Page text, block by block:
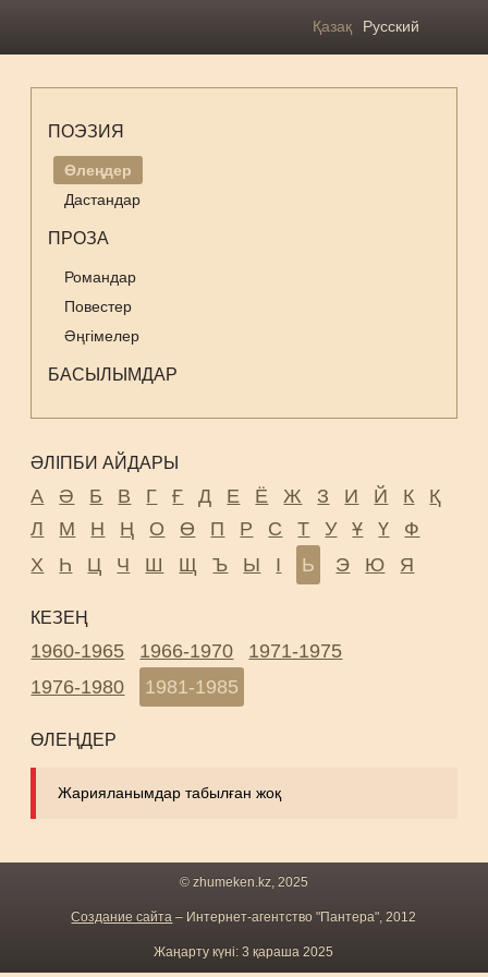
Қазақ Русский
ПОЭЗИЯ
Өлеңдер
Дастандар
ПРОЗА
Романдар
Повестер
Әңгімелер
БАСЫЛЫМДАР
ӘЛІПБИ АЙДАРЫ
А Ә Б В Г Ғ Д Е Ё Ж З И Й К
Қ
Л
М Н Ң О Ө П Р С Т У Ұ Ү
Ф
Х
Һ Ц Ч Ш Щ Ъ Ы І Ь Э Ю Я
КЕЗЕҢ
1960-1965 1966-1970
1971-1975
1976-1980
1981-1985
ӨЛЕҢДЕР
Жарияланымдар табылған жоқ
© zhumeken.kz, 2025
Создание сайта – Интернет-агентство "Пантера", 2012
Жаңарту күні: 3 қараша 2025